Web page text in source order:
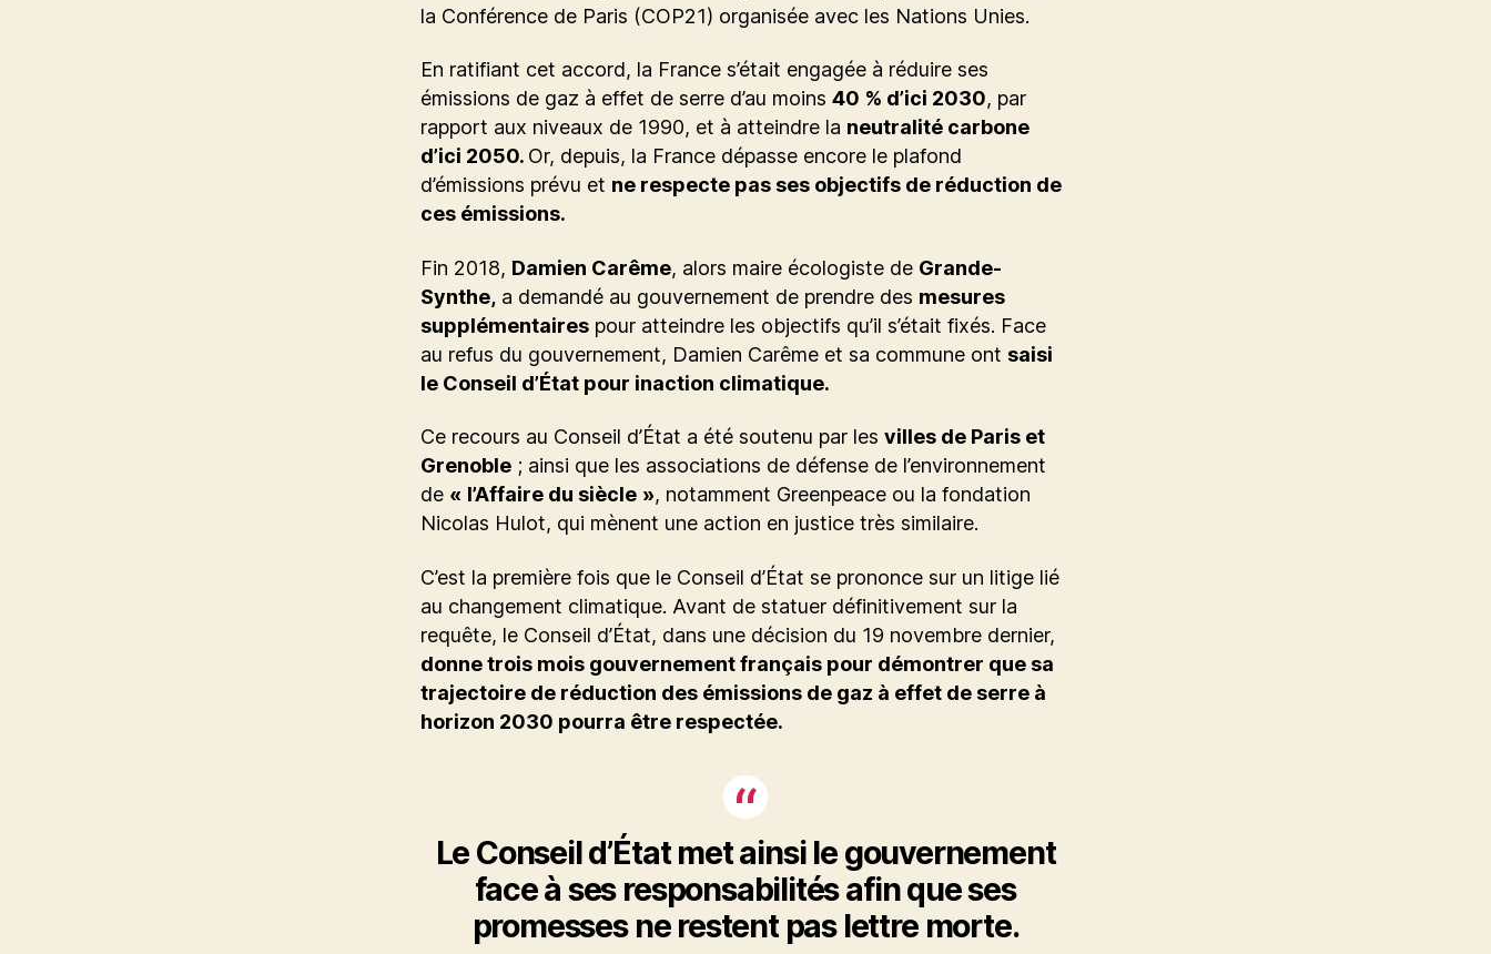
la Conférence de Paris (COP21) organisée avec les Nations Unies.
En ratifiant cet accord, la France s’était engagée à réduire ses
émissions de gaz à effet de serre d’au moins 40 % d’ici 2030, par
rapport aux niveaux de 1990, et à atteindre la neutralité carbone
d’ici 2050. Or, depuis, la France dépasse encore le plafond
d’émissions prévu et ne respecte pas ses objectifs de réduction de
ces émissions.
Fin 2018, Damien Carême, alors maire écologiste de Grande-
Synthe,a demandé au gouvernement de prendre des mesures
supplémentairespour atteindre les objectifs qu’il s’était fixés. Face
au refus du gouvernement, Damien Carême et sa commune ont saisi
le Conseil d’État pour inaction climatique.
Ce recours au Conseil d’État a été soutenu par les villes de Paris et
Grenoble ; ainsi que les associations de défense de l’environnement
de « l’Affaire du siècle », notamment Greenpeace ou la fondation
Nicolas Hulot, qui mènent une action en justice très similaire.
C’est la première fois que le Conseil d’État se prononce sur un litige lié
au changement climatique. Avant de statuer définitivement sur la
requête, le Conseil d’État, dans une décision du 19 novembre dernier,
donne trois mois gouvernement français pour démontrer que sa
trajectoire de réduction des émissions de gaz à effet de serre à
horizon 2030 pourra être respectée.
Le Conseil d’État met ainsi le gouvernement
face à ses responsabilités afin que ses
promesses ne restent pas lettre morte.